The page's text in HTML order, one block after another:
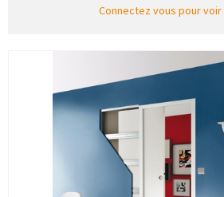
Connectez vous pour